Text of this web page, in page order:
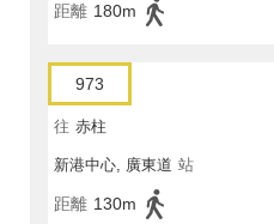
距離 180m
973
往 赤柱
新港中心, 廣東道 站
距離 130m